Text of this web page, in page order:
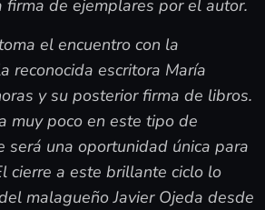
firma de ejemplares por el autor.
el encuentro con la
reconocida escritora María
y su posterior firma de libros.
muy poco en este tipo de
será una oportunidad única para
cierre a este brillante ciclo lo
malagueño Javier Ojeda desde